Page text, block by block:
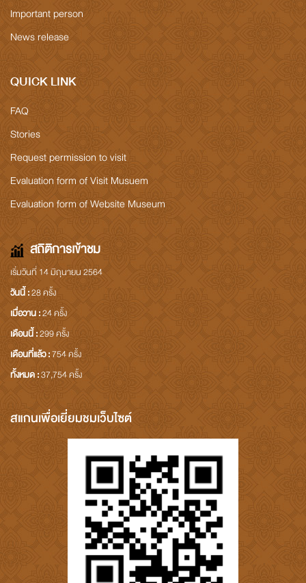
Important person
News release
QUICK LINK
FAQ
Stories
Request permission to visit
Evaluation form of Visit Musuem
Evaluation form of Website Museum
สถิติการเข้าชม
เริ่มวันที่ 14 มิถุนายน 2564
วันนี้ :28 ครั้ง
เมื่อวาน :24 ครั้ง
เดือนนี้ :299 ครั้ง
เดือนที่แล้ว :754 ครั้ง
ทั้งหมด :37,754 ครั้ง
สแกนเพื่อเยี่ยมชมเว็บไซต์